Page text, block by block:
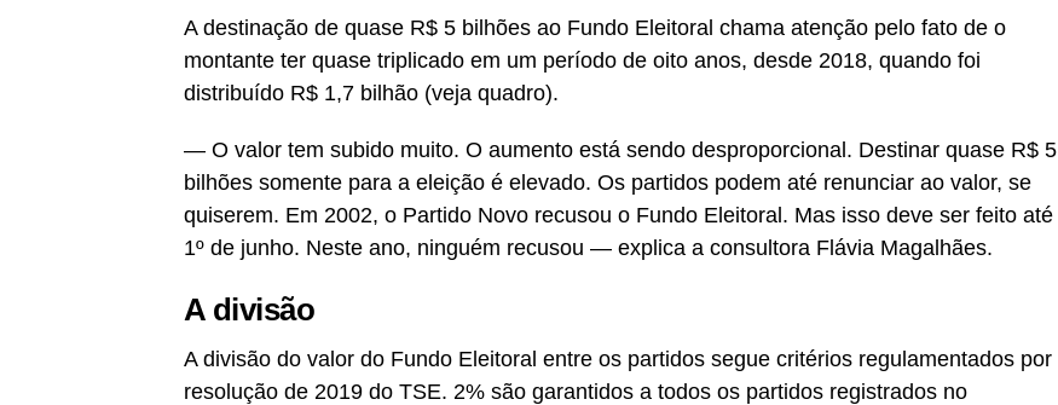
A destinação de quase R$ 5 bilhões ao Fundo Eleitoral chama atenção pelo fato de o
montante ter quase triplicado em um período de oito anos, desde 2018, quando foi
distribuído R$ 1,7 bilhão (veja quadro).
— O valor tem subido muito. O aumento está sendo desproporcional. Destinar quase R$ 5
bilhões somente para a eleição é elevado. Os partidos podem até renunciar ao valor, se
quiserem. Em 2002, o Partido Novo recusou o Fundo Eleitoral. Mas isso deve ser feito até
1º de junho. Neste ano, ninguém recusou — explica a consultora Flávia Magalhães.
A divisão
A divisão do valor do Fundo Eleitoral entre os partidos segue critérios regulamentados por
resolução de 2019 do TSE. 2% são garantidos a todos os partidos registrados no